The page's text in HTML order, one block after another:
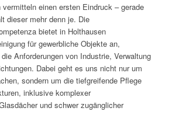
einen ersten Eindruck – gerade
dieser mehr denn je. Die
bietet in Holthausen
für gewerbliche Objekte an,
Anforderungen von Industrie, Verwaltung
Dabei geht es uns nicht nur um
sondern um die tiefgreifende Pflege
inklusive komplexer
und schwer zugänglicher